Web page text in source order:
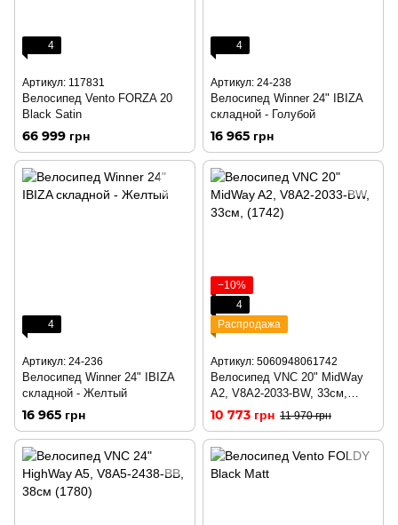
4
Артикул: 117831
Велосипед Vento FORZA 20
Black Satin
66 999 грн
4
Артикул: 24-238
Велосипед Winner 24" IBIZA
складной - Голубой
16 965 грн
4
Артикул: 24-236
Велосипед Winner 24" IBIZA
складной - Желтый
16 965 грн
−10%
4
Распродажа
Артикул: 5060948061742
Велосипед VNC 20" MidWay
A2, V8A2-2033-BW, 33см,
(1742)
10 773 грн 11 970 грн